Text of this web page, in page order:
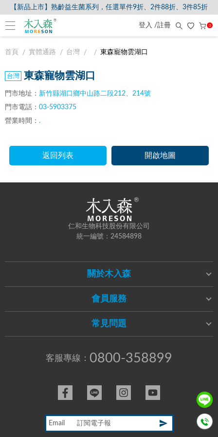
【新品上市】熟齡益生菌系列，任選單件9折、2件88折、3件85折
登入 /註冊 0
首頁 實體通路 台灣 東森寵物雲湖口
東森寵物雲湖口
門市地址： 新竹縣湖口鄉中山路二段212、214號
門市電話： 03-5903375
營業時間： .
返回列表 開啟地圖
仁和生物科技股份有限公司
統一編號：24584898
關於木入森
會員服務
常見問題
客服專線： 0800-358899
Email